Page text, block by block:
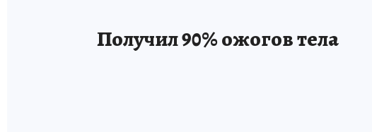
Получил 90% ожогов тела